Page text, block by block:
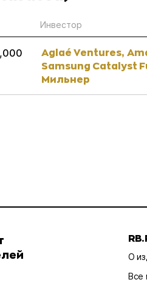
Инвестор
Aglaé Ventures,
Samsung Catalyst
Мильнер
О
Все